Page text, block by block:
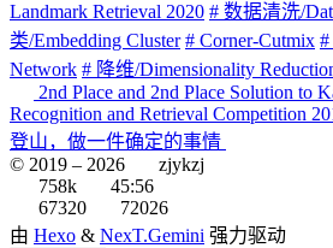
Landmark Retrieval 2020 # 数据清洗/
类/Embedding Cluster # Corner-Cutmix #
Network # 降维/Dimensionality
2nd Place and 2nd Place Solution to
Recognition and Retrieval Competition
登山，做一件确定的事情
© 2019 – 2026
zjykzj
758k
45:56
67320
72026
由 Hexo & NexT.Gemini 强力驱动